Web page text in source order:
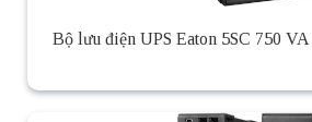
Bộ lưu điện UPS Eaton 5SC 750